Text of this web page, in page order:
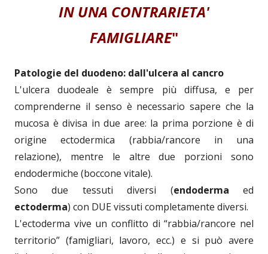
IN UNA CONTRARIETA'
FAMIGLIARE"
Patologie del duodeno: dall'ulcera al cancro
L'ulcera duodeale è sempre più diffusa, e per
comprenderne il senso è necessario sapere che la
mucosa è divisa in due aree: la prima porzione è di
origine ectodermica (rabbia/rancore in una
relazione), mentre le altre due porzioni sono
endodermiche (boccone vitale).
Sono due tessuti diversi (endoderma ed
ectoderma) con DUE vissuti completamente diversi.
L'ectoderma vive un conflitto di “rabbia/rancore nel
territorio” (famigliari, lavoro, ecc.) e si può avere